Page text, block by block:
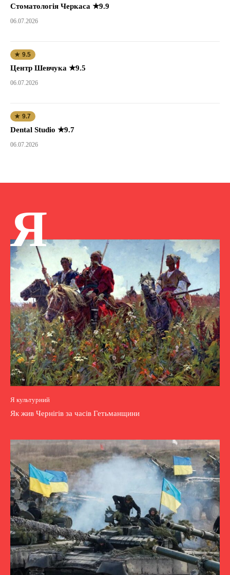
Стоматологія Черкаса ★9.9
06.07.2026
★ 9.5
Центр Шевчука ★9.5
06.07.2026
★ 9.7
Dental Studio ★9.7
06.07.2026
Я
Я культурний
Як жив Чернігів за часів Гетьманщини